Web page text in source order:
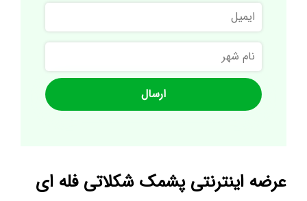
ایمیل
نام
شهر
عرضه اینترنتی پشمک شکلاتی فله ای